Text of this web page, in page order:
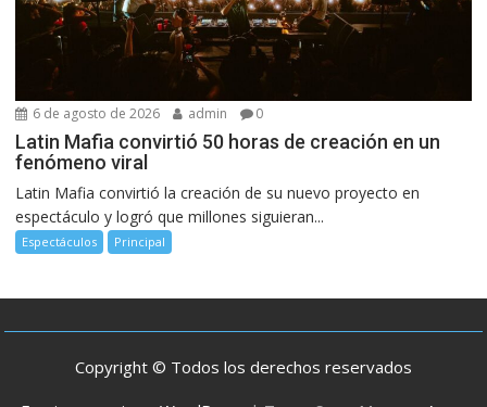
6 de agosto de 2026 admin 0
Latin Mafia convirtió 50 horas de creación en un
fenómeno viral
Latin Mafia convirtió la creación de su nuevo proyecto en
espectáculo y logró que millones siguieran...
Espectáculos Principal
Copyright © Todos los derechos reservados